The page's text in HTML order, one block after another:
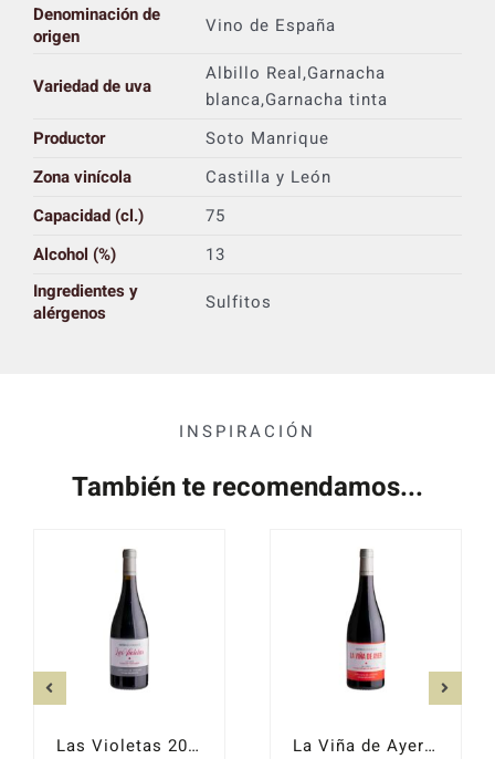
Denominación de
origen
Vino de España
Variedad de uva
Albillo Real,Garnacha
blanca,Garnacha tinta
Productor
Soto Manrique
Zona vinícola
Castilla y León
Capacidad (cl.)
75
Alcohol (%)
13
Ingredientes y
alérgenos
Sulfitos
INSPIRACIÓN
También te recomendamos...
Las Violetas 2023 La Viña de Ayer Garnacha 2021